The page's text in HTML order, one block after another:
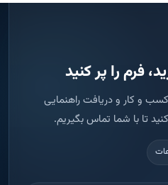
فرم را پر کنید
و کار و دریافت راهنمایی
تا با شما تماس بگیریم.